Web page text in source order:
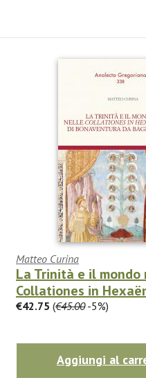
Matteo Curina
La Trinità e il mondo
Collationes in
€42.75 (€45.00-5%)
Aggiungi al